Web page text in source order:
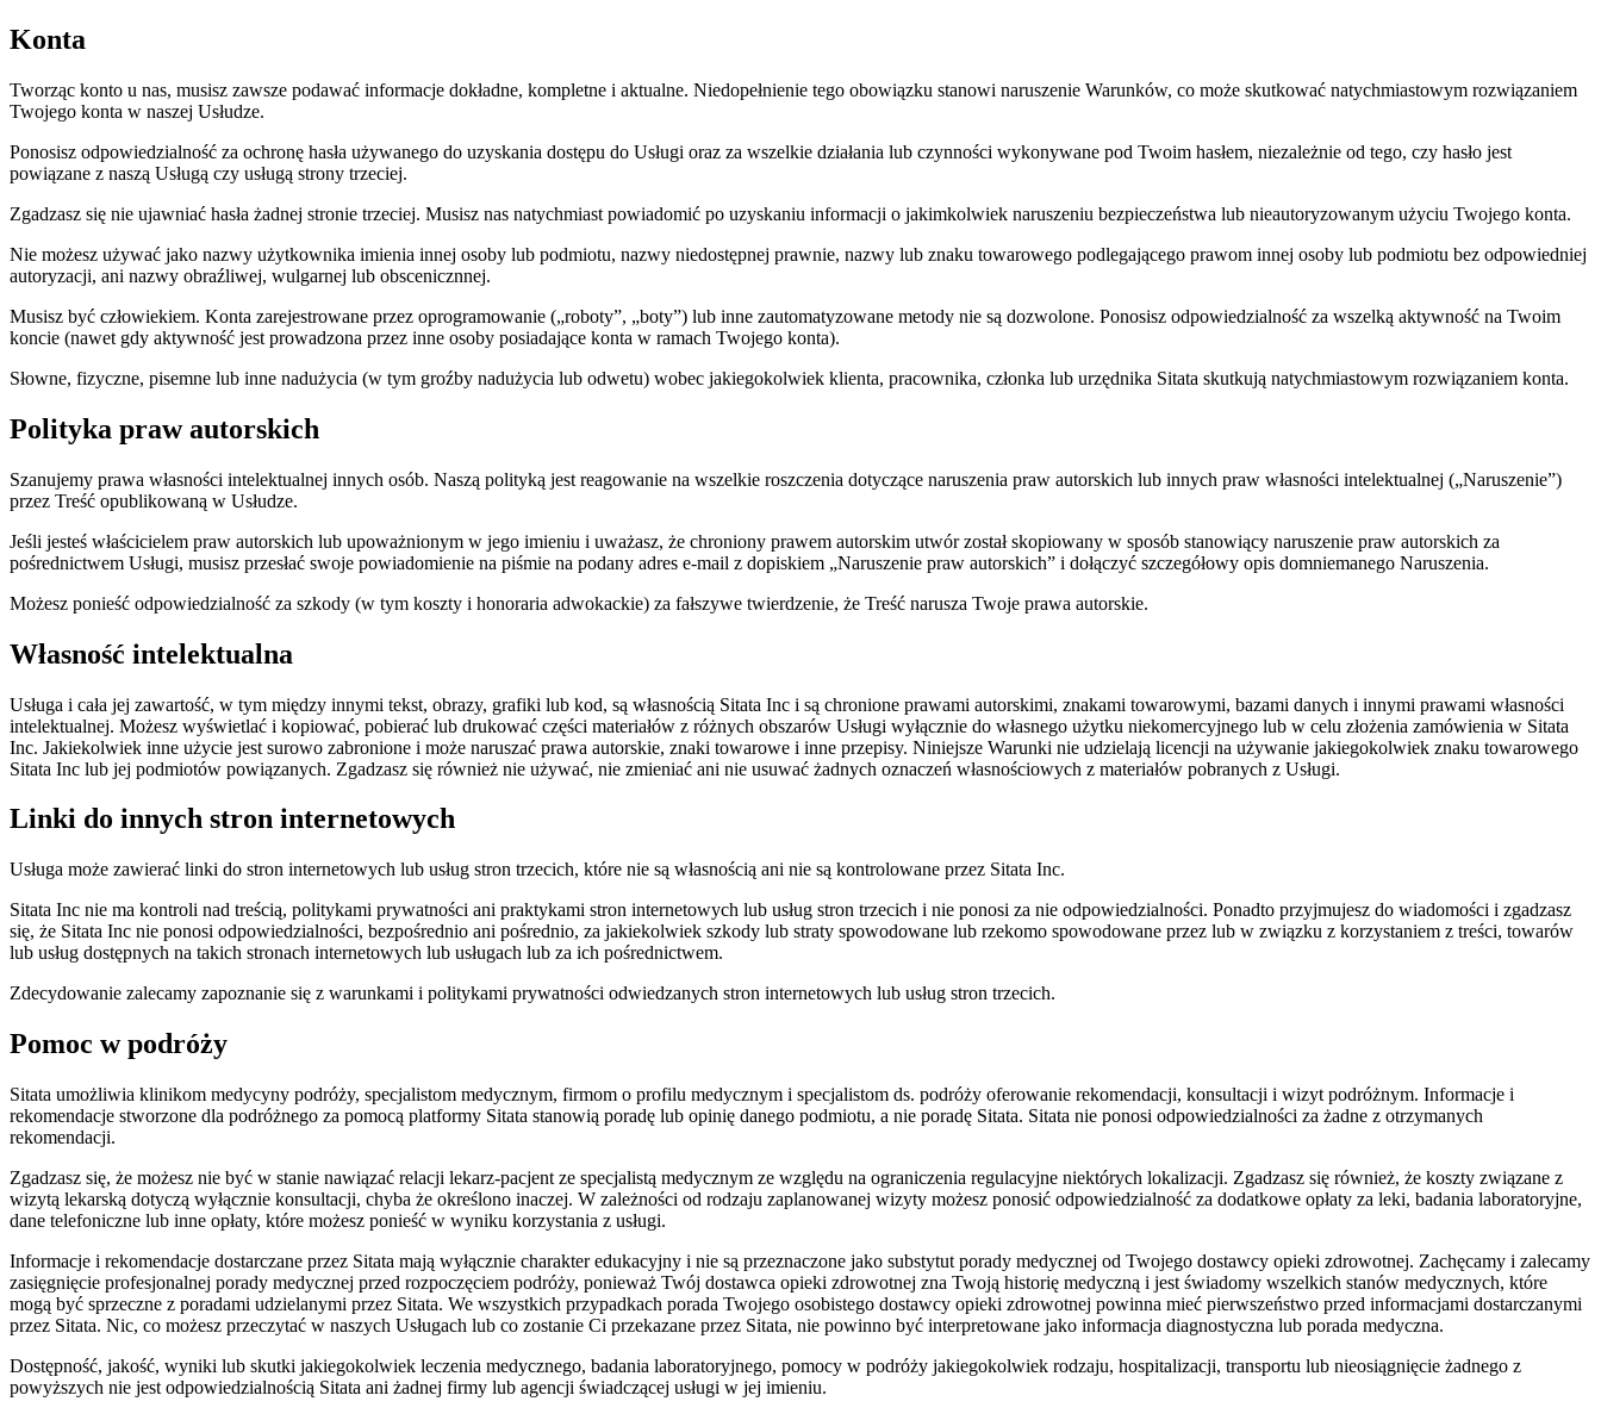
Konta
Tworząc konto u nas, musisz zawsze podawać informacje dokładne, kompletne i aktualne. Niedopełnienie tego obowiązku stanowi naruszenie Warunków, co może skutkować natychmiastowym rozwiązaniem
Twojego konta w naszej Usłudze.
Ponosisz odpowiedzialność za ochronę hasła używanego do uzyskania dostępu do Usługi oraz za wszelkie działania lub czynności wykonywane pod Twoim hasłem, niezależnie od tego, czy hasło jest
powiązane z naszą Usługą czy usługą strony trzeciej.
Zgadzasz się nie ujawniać hasła żadnej stronie trzeciej. Musisz nas natychmiast powiadomić po uzyskaniu informacji o jakimkolwiek naruszeniu bezpieczeństwa lub nieautoryzowanym użyciu Twojego konta.
Nie możesz używać jako nazwy użytkownika imienia innej osoby lub podmiotu, nazwy niedostępnej prawnie, nazwy lub znaku towarowego podlegającego prawom innej osoby lub podmiotu bez odpowiedniej
autoryzacji, ani nazwy obraźliwej, wulgarnej lub obscenicznnej.
Musisz być człowiekiem. Konta zarejestrowane przez oprogramowanie („roboty”, „boty”) lub inne zautomatyzowane metody nie są dozwolone. Ponosisz odpowiedzialność za wszelką aktywność na Twoim
koncie (nawet gdy aktywność jest prowadzona przez inne osoby posiadające konta w ramach Twojego konta).
Słowne, fizyczne, pisemne lub inne nadużycia (w tym groźby nadużycia lub odwetu) wobec jakiegokolwiek klienta, pracownika, członka lub urzędnika Sitata skutkują natychmiastowym rozwiązaniem konta.
Polityka praw autorskich
Szanujemy prawa własności intelektualnej innych osób. Naszą polityką jest reagowanie na wszelkie roszczenia dotyczące naruszenia praw autorskich lub innych praw własności intelektualnej („Naruszenie”)
przez Treść opublikowaną w Usłudze.
Jeśli jesteś właścicielem praw autorskich lub upoważnionym w jego imieniu i uważasz, że chroniony prawem autorskim utwór został skopiowany w sposób stanowiący naruszenie praw autorskich za
pośrednictwem Usługi, musisz przesłać swoje powiadomienie na piśmie na podany adres e-mail z dopiskiem „Naruszenie praw autorskich” i dołączyć szczegółowy opis domniemanego Naruszenia.
Możesz ponieść odpowiedzialność za szkody (w tym koszty i honoraria adwokackie) za fałszywe twierdzenie, że Treść narusza Twoje prawa autorskie.
Własność intelektualna
Usługa i cała jej zawartość, w tym między innymi tekst, obrazy, grafiki lub kod, są własnością Sitata Inc i są chronione prawami autorskimi, znakami towarowymi, bazami danych i innymi prawami własności
intelektualnej. Możesz wyświetlać i kopiować, pobierać lub drukować części materiałów z różnych obszarów Usługi wyłącznie do własnego użytku niekomercyjnego lub w celu złożenia zamówienia w Sitata
Inc. Jakiekolwiek inne użycie jest surowo zabronione i może naruszać prawa autorskie, znaki towarowe i inne przepisy. Niniejsze Warunki nie udzielają licencji na używanie jakiegokolwiek znaku towarowego
Sitata Inc lub jej podmiotów powiązanych. Zgadzasz się również nie używać, nie zmieniać ani nie usuwać żadnych oznaczeń własnościowych z materiałów pobranych z Usługi.
Linki do innych stron internetowych
Usługa może zawierać linki do stron internetowych lub usług stron trzecich, które nie są własnością ani nie są kontrolowane przez Sitata Inc.
Sitata Inc nie ma kontroli nad treścią, politykami prywatności ani praktykami stron internetowych lub usług stron trzecich i nie ponosi za nie odpowiedzialności. Ponadto przyjmujesz do wiadomości i zgadzasz
się, że Sitata Inc nie ponosi odpowiedzialności, bezpośrednio ani pośrednio, za jakiekolwiek szkody lub straty spowodowane lub rzekomo spowodowane przez lub w związku z korzystaniem z treści, towarów
lub usług dostępnych na takich stronach internetowych lub usługach lub za ich pośrednictwem.
Zdecydowanie zalecamy zapoznanie się z warunkami i politykami prywatności odwiedzanych stron internetowych lub usług stron trzecich.
Pomoc w podróży
Sitata umożliwia klinikom medycyny podróży, specjalistom medycznym, firmom o profilu medycznym i specjalistom ds. podróży oferowanie rekomendacji, konsultacji i wizyt podróżnym. Informacje i
rekomendacje stworzone dla podróżnego za pomocą platformy Sitata stanowią poradę lub opinię danego podmiotu, a nie poradę Sitata. Sitata nie ponosi odpowiedzialności za żadne z otrzymanych
rekomendacji.
Zgadzasz się, że możesz nie być w stanie nawiązać relacji lekarz-pacjent ze specjalistą medycznym ze względu na ograniczenia regulacyjne niektórych lokalizacji. Zgadzasz się również, że koszty związane z
wizytą lekarską dotyczą wyłącznie konsultacji, chyba że określono inaczej. W zależności od rodzaju zaplanowanej wizyty możesz ponosić odpowiedzialność za dodatkowe opłaty za leki, badania laboratoryjne,
dane telefoniczne lub inne opłaty, które możesz ponieść w wyniku korzystania z usługi.
Informacje i rekomendacje dostarczane przez Sitata mają wyłącznie charakter edukacyjny i nie są przeznaczone jako substytut porady medycznej od Twojego dostawcy opieki zdrowotnej. Zachęcamy i zalecamy
zasięgnięcie profesjonalnej porady medycznej przed rozpoczęciem podróży, ponieważ Twój dostawca opieki zdrowotnej zna Twoją historię medyczną i jest świadomy wszelkich stanów medycznych, które
mogą być sprzeczne z poradami udzielanymi przez Sitata. We wszystkich przypadkach porada Twojego osobistego dostawcy opieki zdrowotnej powinna mieć pierwszeństwo przed informacjami dostarczanymi
przez Sitata. Nic, co możesz przeczytać w naszych Usługach lub co zostanie Ci przekazane przez Sitata, nie powinno być interpretowane jako informacja diagnostyczna lub porada medyczna.
Dostępność, jakość, wyniki lub skutki jakiegokolwiek leczenia medycznego, badania laboratoryjnego, pomocy w podróży jakiegokolwiek rodzaju, hospitalizacji, transportu lub nieosiągnięcie żadnego z
powyższych nie jest odpowiedzialnością Sitata ani żadnej firmy lub agencji świadczącej usługi w jej imieniu.